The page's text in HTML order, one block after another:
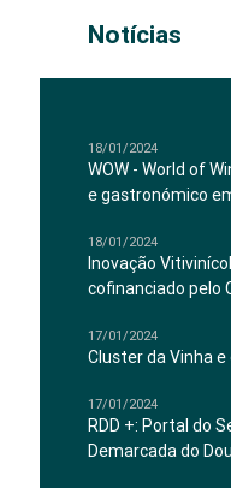
Notícias
18/01/2024
WOW - World of
e gastronómico
18/01/2024
Inovação
cofinanciado pelo
17/01/2024
Cluster da Vinha e
17/01/2024
RDD +: Portal do
Demarcada do